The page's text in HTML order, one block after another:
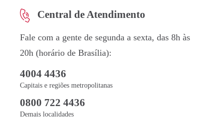
Central de Atendimento
Fale com a gente de segunda a sexta, das 8h às
20h (horário de Brasília):
4004 4436
Capitais e regiões metropolitanas
0800 722 4436
Demais localidades